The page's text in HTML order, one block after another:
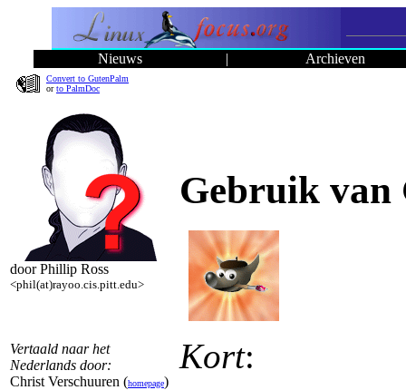
Nieuws | Archieven
Convert to GutenPalm
orto PalmDoc
door Phillip Ross
<phil(at)rayoo.cis.pitt.edu>
Vertaald naar het
Nederlands door:
Christ Verschuuren (homepage)
Gebruik van
Kort: